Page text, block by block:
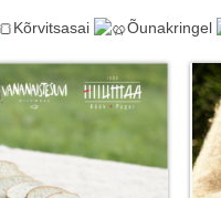
Kõrvitsasai Õunakringel